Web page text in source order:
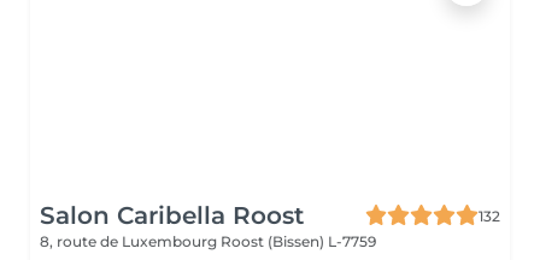
Salon Caribella Roost
132
8, route de Luxembourg Roost (Bissen) L-7759